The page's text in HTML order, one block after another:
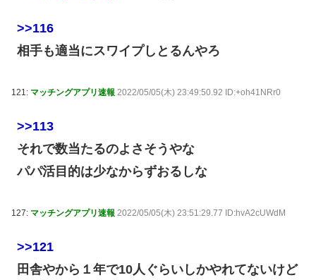
>>116
相手も適当にスワイプしとるんやろ
121: マッチングアプリ速報 2022/05/05(木) 23:49:50.92 ID:+oh41NRr0
>>113
それで数当たるのよさそうやな
パパ活目的は少なからずおるしな
127: マッチングアプリ速報 2022/05/05(木) 23:51:29.77 ID:hvA2cUWdM
>>121
田舎やから１年で10人ぐらいしかやれてないけど